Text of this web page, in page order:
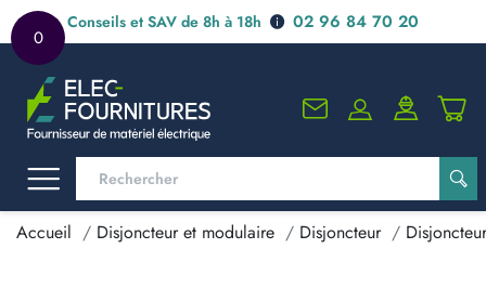
0
Conseils et SAV de 8h à 18h 02 96 84 70 20
Accueil Disjoncteur et modulaire Disjoncteur